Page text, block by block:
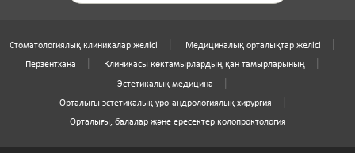
Стоматологиялық клиникалар желісі Медициналық орталықтар желісі
Перзентхана Клиникасы көктамырлардың қан тамырларының
Эстетикалық медицина
Орталығы эстетикалық уро-андрологиялық хирургия
Орталығы, балалар және ересектер колопроктология